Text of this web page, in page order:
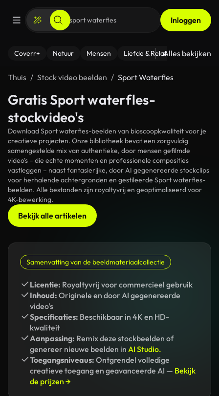
Inloggen
Coverr+ Natuur Mensen Liefde & Relaties - Fitness
Alles bekijken
Thuis Stock video beelden Sport Waterfles
Gratis Sport waterfles-
stockvideo's
Download Sport waterfles-beelden van bioscoopkwaliteit voor je
creatieve projecten. Onze bibliotheek bevat een zorgvuldig
samengestelde mix van authentieke, door mensen gefilmde
video's – die echte momenten en professionele composities
vastleggen – naast fantasierijke, door AI gegenereerde stockclips
voor herhalende achtergronden en gestileerde Sport waterfles-
beelden. Alle bestanden zijn royaltyvrij en geoptimaliseerd voor
4K-bewerking.
Bekijk alle artikelen
Samenvatting van de beeldmateriaalcollectie
Licentie: Royaltyvrij voor commercieel gebruik
Inhoud: Originele en door AI gegenereerde
video's
Specificaties: Beschikbaar in 4K en HD-
kwaliteit
Aanpassing: Remix deze stockbeelden of
genereer nieuwe beelden in AI Studio.
Toegangsniveaus: Ontgrendel volledige
creatieve toegang en geavanceerde AI — Bekijk
de prijzen →